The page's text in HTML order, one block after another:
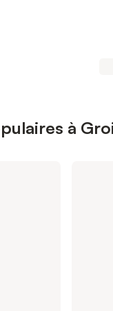
à